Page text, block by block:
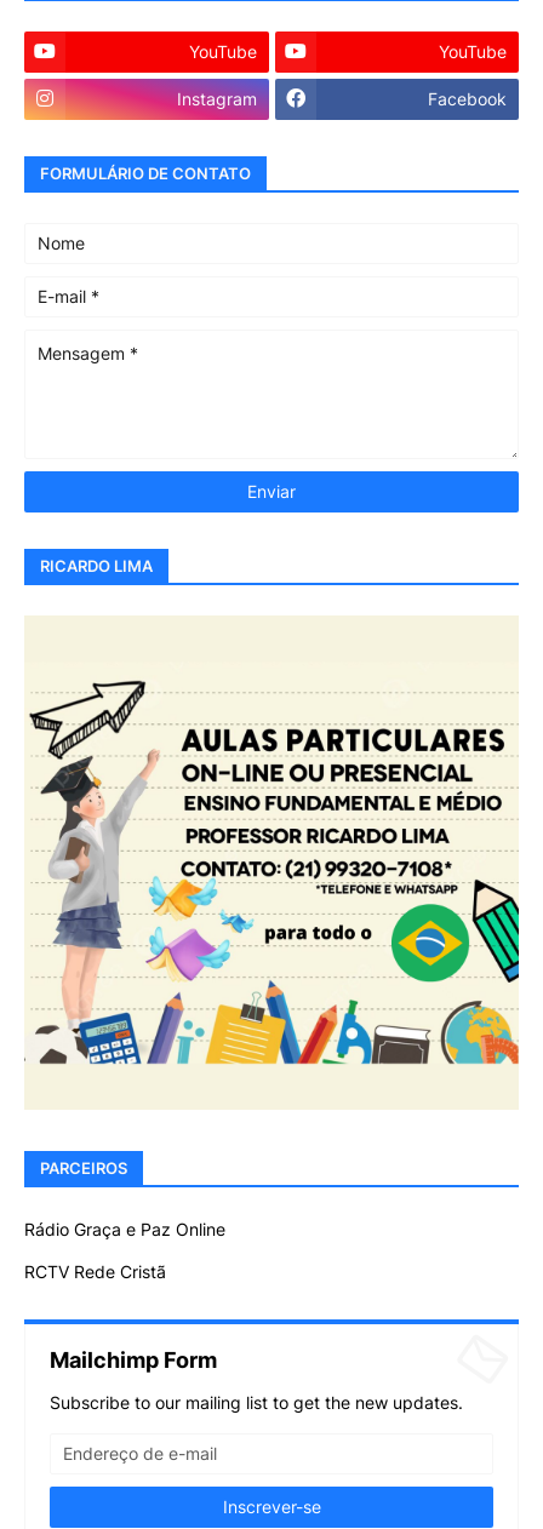
YouTube YouTube
Instagram Facebook
FORMULÁRIO DE CONTATO
RICARDO LIMA
PARCEIROS
Rádio Graça e Paz Online
RCTV Rede Cristã
Mailchimp Form
Subscribe to our mailing list to get the new updates.